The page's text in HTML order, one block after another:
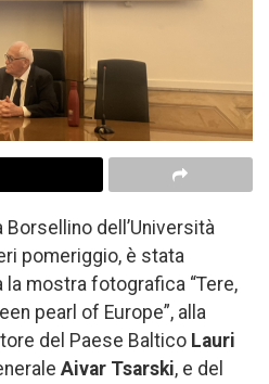
Borsellino dell’Università
pomeriggio, è stata
mostra fotografica “Tere,
pearl of Europe”, alla
del Paese Baltico Lauri
Aivar Tsarski, e del